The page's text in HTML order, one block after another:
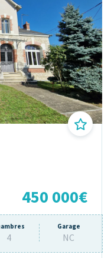
450 000€
4
Garage
NC